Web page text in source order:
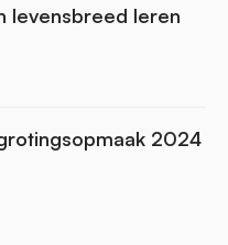
levensbreed leren
2024